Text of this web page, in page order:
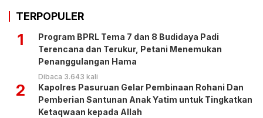
TERPOPULER
1
Program BPRL Tema 7 dan 8 Budidaya Padi
Terencana dan Terukur, Petani Menemukan
Penanggulangan Hama
Dibaca 3.643 kali
2
Kapolres Pasuruan Gelar Pembinaan Rohani Dan
Pemberian Santunan Anak Yatim untuk Tingkatkan
Ketaqwaan kepada Allah